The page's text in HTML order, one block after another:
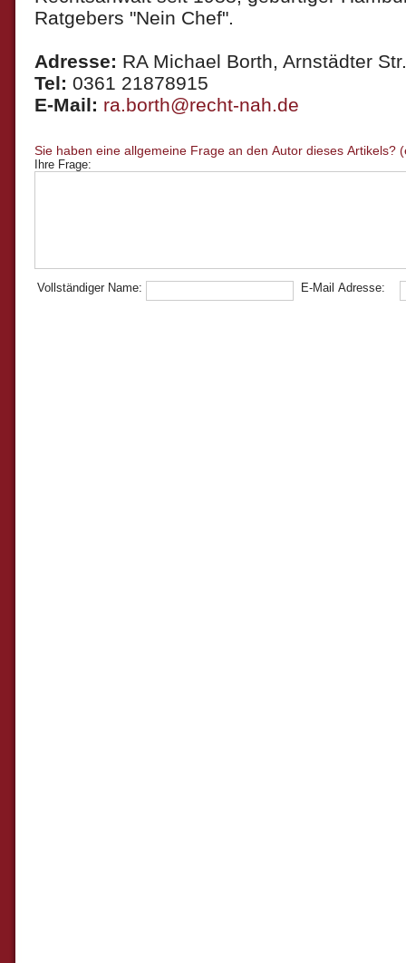
Ratgebers "Nein Chef".
Adresse: RA Michael Borth, Arnstädter
Tel: 0361 21878915
E-Mail: ra.borth@recht-nah.de
Ihre Frage:
Vollständiger Name: E-Mail Adresse: